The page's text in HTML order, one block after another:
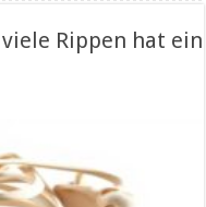
Rippen hat ein